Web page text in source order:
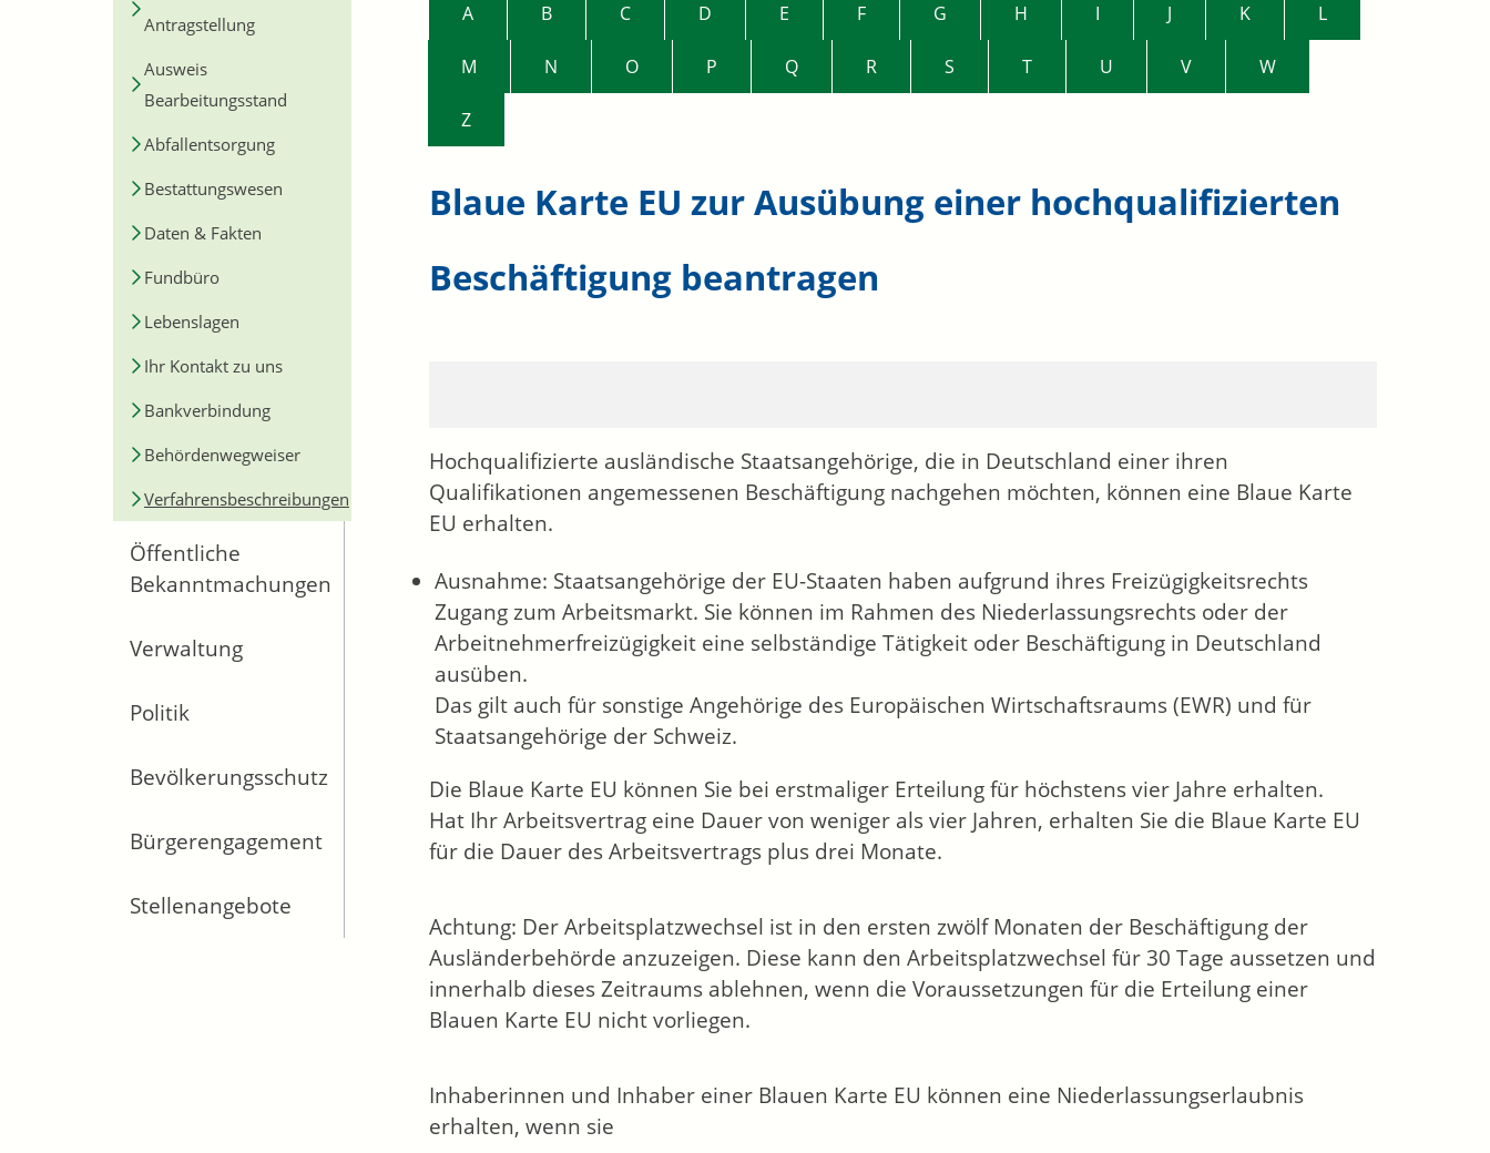
Antragstellung
Ausweis
Bearbeitungsstand
Abfallentsorgung
Bestattungswesen
Daten & Fakten
Fundbüro
Lebenslagen
Ihr Kontakt zu uns
Bankverbindung
Behördenwegweiser
Verfahrensbeschreibungen
Öffentliche
Bekanntmachungen
Verwaltung
Politik
Bevölkerungsschutz
Bürgerengagement
Stellenangebote
A B C D E F G H I J K L
M N O P Q R S T U V W
Z
Blaue Karte EU zur Ausübung einer hochqualifizierten
Beschäftigung beantragen
Hochqualifizierte ausländische Staatsangehörige, die in Deutschland einer ihren
Qualifikationen angemessenen Beschäftigung nachgehen möchten, können eine Blaue Karte
EU erhalten.
Ausnahme: Staatsangehörige der EU-Staaten haben aufgrund ihres Freizügigkeitsrechts
Zugang zum Arbeitsmarkt. Sie können im Rahmen des Niederlassungsrechts oder der
Arbeitnehmerfreizügigkeit eine selbständige Tätigkeit oder Beschäftigung in Deutschland
ausüben.
Das gilt auch für sonstige Angehörige des Europäischen Wirtschaftsraums (EWR) und für
Staatsangehörige der Schweiz.
Die Blaue Karte EU können Sie bei erstmaliger Erteilung für höchstens vier Jahre erhalten.
Hat Ihr Arbeitsvertrag eine Dauer von weniger als vier Jahren, erhalten Sie die Blaue Karte EU
für die Dauer des Arbeitsvertrags plus drei Monate.
Achtung: Der Arbeitsplatzwechsel ist in den ersten zwölf Monaten der Beschäftigung der
Ausländerbehörde anzuzeigen. Diese kann den Arbeitsplatzwechsel für 30 Tage aussetzen und
innerhalb dieses Zeitraums ablehnen, wenn die Voraussetzungen für die Erteilung einer
Blauen Karte EU nicht vorliegen.
Inhaberinnen und Inhaber einer Blauen Karte EU können eine Niederlassungserlaubnis
erhalten, wenn sie